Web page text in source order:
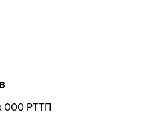
ООО РТТП